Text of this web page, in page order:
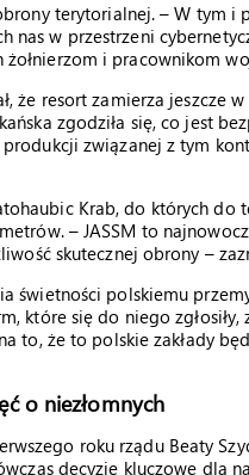
terytorialnej. – W tym i
nas w przestrzeni
i pracownikom
że resort zamierza jeszcze
zgodziła się, co jest
związanej z tym
Krab, do których do
– JASSM to
skutecznej obrony –
świetności polskiemu
które się do niego zgłosiły,
to, że to polskie zakłady
o niezłomnych
roku rządu Beaty
decyzje kluczowe dla